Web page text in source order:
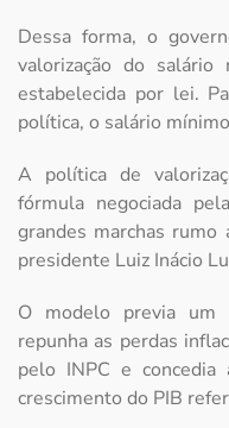
Dessa forma, o
valorização do
estabelecida por lei.
política, o salário
A política de
fórmula negociada
grandes marchas
presidente Luiz Inácio
O modelo previa um
repunha as perdas
pelo INPC e
crescimento do PIB